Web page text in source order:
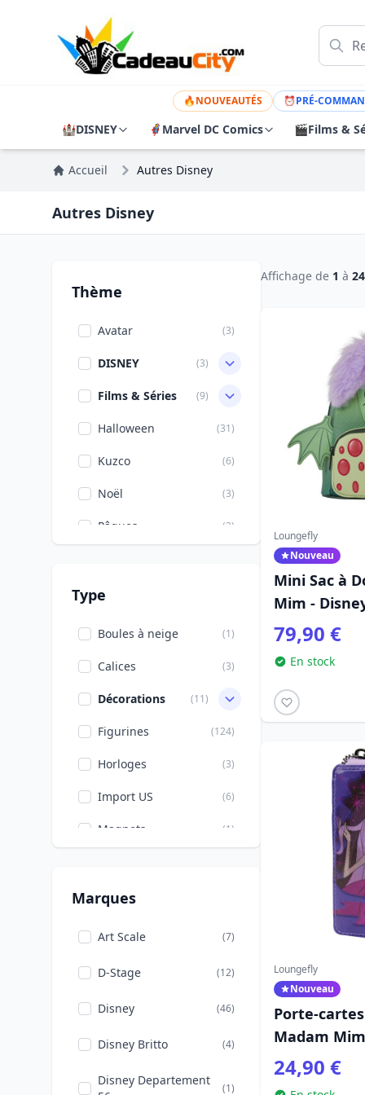
🔥NOUVEAUTÉS ⏰PRÉ-
🏰DISNEY 🦸 Marvel DC Comics 🎬Films &
Accueil Autres Disney
Autres Disney
Thème
Avatar (3)
DISNEY (3)
Films & Séries (9)
Halloween (31)
Kuzco (6)
Noël (3)
Pâques (2)
Saint Valentin
Type
Boules à neige (1)
Calices (3)
Décorations (11)
Figurines (124)
Horloges (3)
Import US (6)
Magnets (1)
Mugs
Poupées
Puzzles (9)
Marques
Art Scale (7)
D-Stage (12)
Disney (46)
Disney Britto (4)
Disney Departement
(1)
Affichage de 1 à 24
Loungefly
Nouveau
Mini Sac à
Mim -
Merlin
79,90 €
En stock
Loungefly
Nouveau
Porte-
Madam
Loungefly
24,90 €